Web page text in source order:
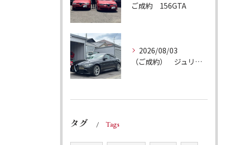
ご成約 156GTA
2026/08/03
（ご成約） ジュリア ヴェローチェQ4
タグ Tags